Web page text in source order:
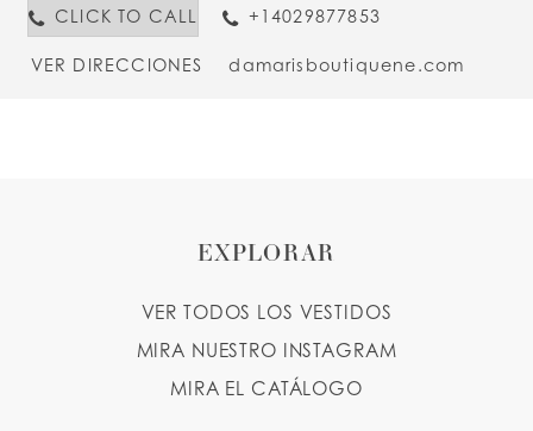
CLICK TO CALL
+14029877853
VER DIRECCIONES damarisboutiquene.com
EXPLORAR
VER TODOS LOS VESTIDOS
MIRA NUESTRO INSTAGRAM
MIRA EL CATÁLOGO